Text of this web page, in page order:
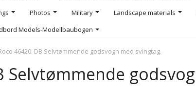
Photos Military Landscape materials
Models-Modellbaubogen
46420. DB Selvtømmende godsvogn med svingtag.
Selvtømmende